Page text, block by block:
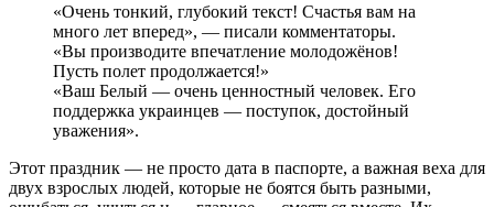
«Очень тонкий, глубокий текст! Счастья вам на
много лет вперед», — писали комментаторы.
«Вы производите впечатление молодожёнов!
Пусть полет продолжается!»
«Ваш Белый — очень ценностный человек. Его
поддержка украинцев — поступок, достойный
уважения».
Этот праздник — не просто дата в паспорте, а важная веха для
двух взрослых людей, которые не боятся быть разными,